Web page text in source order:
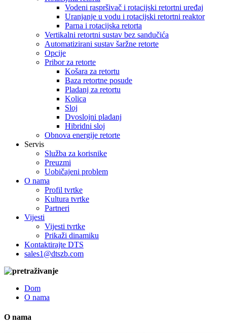
Vodeni raspršivač i rotacijski retortni uređaj
Uranjanje u vodu i rotacijski retortni reaktor
Parna i rotacijska retorta
Vertikalni retortni sustav bez sandučića
Automatizirani sustav šaržne retorte
Opcije
Pribor za retorte
Košara za retortu
Baza retortne posude
Pladanj za retortu
Kolica
Sloj
Dvoslojni pladanj
Hibridni sloj
Obnova energije retorte
Servis
Služba za korisnike
Preuzmi
Uobičajeni problem
O nama
Profil tvrtke
Kultura tvrtke
Partneri
Vijesti
Vijesti tvrtke
Prikaži dinamiku
Kontaktirajte DTS
sales1@dtszb.com
Dom
O nama
O nama